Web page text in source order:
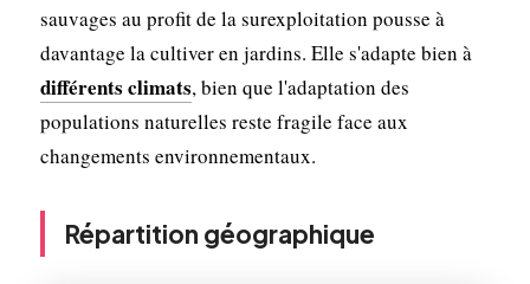
sauvages au profit de la surexploitation pousse à
davantage la cultiver en jardins. Elle s'adapte bien à
différents climats, bien que l'adaptation des
populations naturelles reste fragile face aux
changements environnementaux.
Répartition géographique